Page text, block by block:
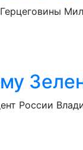
России